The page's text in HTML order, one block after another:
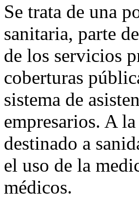
Se trata de una
sanitaria, parte
de los servicios
coberturas
sistema de
empresarios. A
destinado a
el uso de la
médicos.